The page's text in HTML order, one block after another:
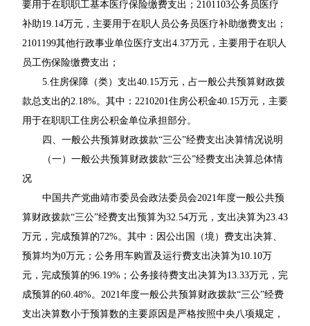
要用于在职职工基本医疗保险缴费支出；2101103公务员医疗
补助19.14万元，主要用于在职人员公务员医疗补助缴费支出；
2101199其他行政事业单位医疗支出4.37万元，主要用于在职人
员工伤保险缴费支出；
5.住房保障（类）支出40.15万元，占一般公共预算财政拨
款总支出的2.18%。其中：2210201住房公积金40.15万元，主要
用于在职职工住房公积金单位承担部分。
四、一般公共预算财政拨款“三公”经费支出决算情况说明
（一）一般公共预算财政拨款“三公”经费支出决算总体情
况
中国共产党曲靖市委员会政法委员会2021年度一般公共预
算财政拨款“三公”经费支出预算为32.54万元，支出决算为23.43
万元，完成预算的72%。其中：因公出国（境）费支出决算、
预算均为0万元；公务用车购置及运行费支出决算为10.10万
元，完成预算的96.19%；公务接待费支出决算为13.33万元，完
成预算的60.48%。2021年度一般公共预算财政拨款“三公”经费
支出决算数小于预算数的主要原因是严格按照中央八项规定，